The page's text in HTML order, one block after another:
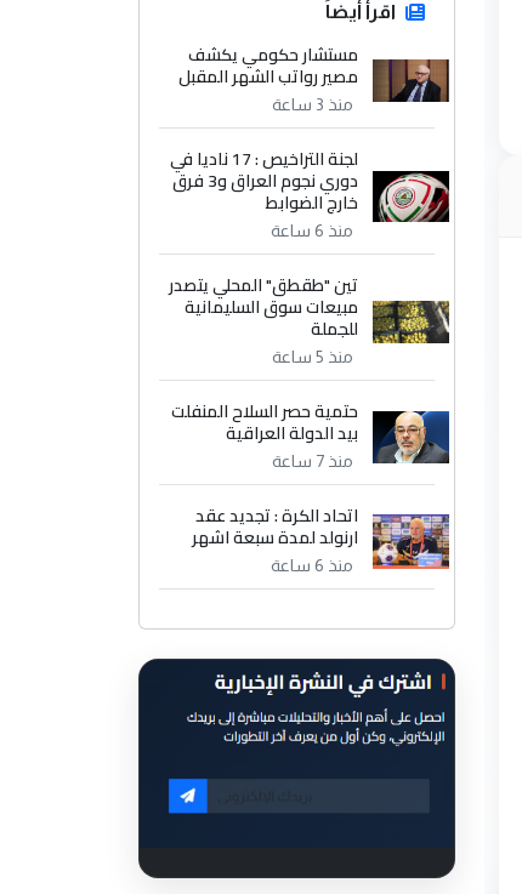
اقرأ أيضاً
مستشار حكومي يكشف
مصير رواتب الشهر المقبل
منذ 3 ساعة
لجنة التراخيص : 17 ناديا في
دوري نجوم العراق و3 فرق
خارج الضوابط
منذ 6 ساعة
تين "طقطق" المحلي يتصدر
مبيعات سوق السليمانية
للجملة
منذ 5 ساعة
حتمية حصر السلاح المنفلت
بيد الدولة العراقية
منذ 7 ساعة
اتحاد الكرة : تجديد عقد
ارنولد لمدة سبعة اشهر
منذ 6 ساعة